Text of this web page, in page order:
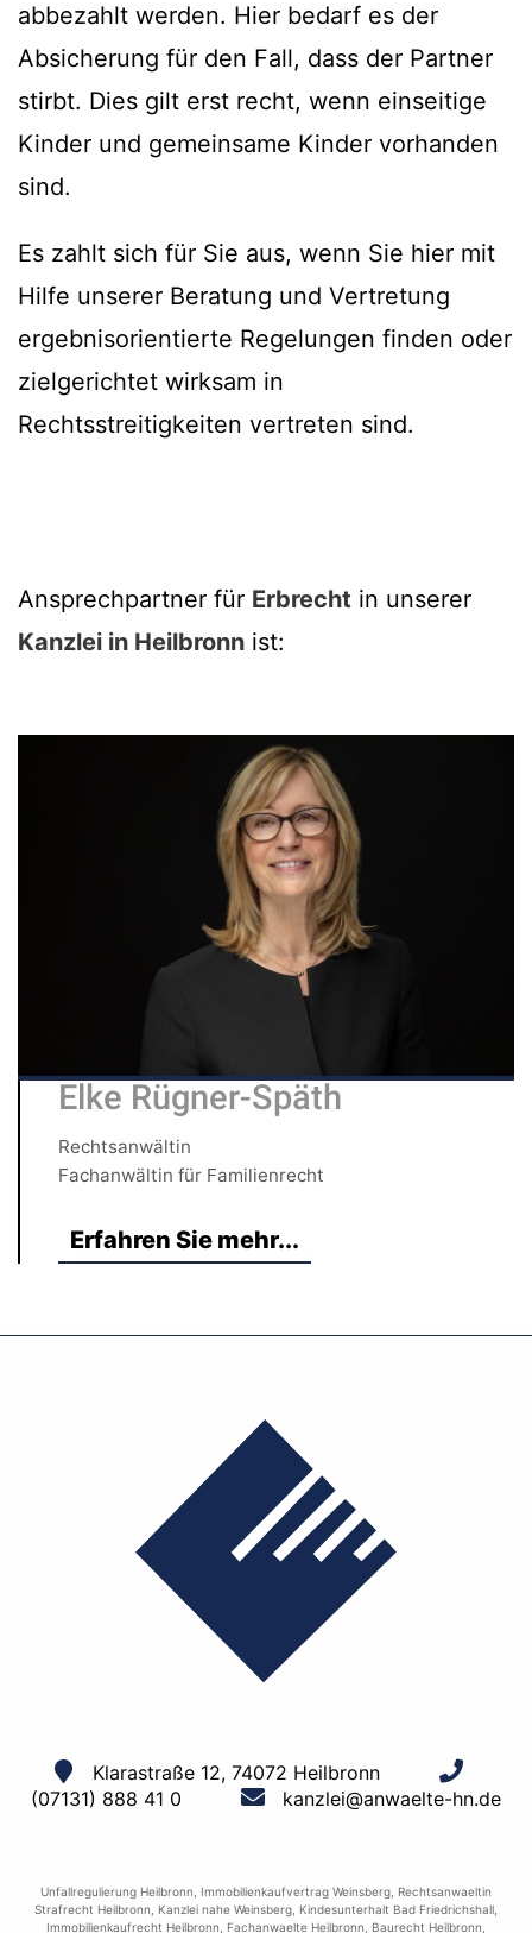
abbezahlt werden. Hier bedarf es der
Absicherung für den Fall, dass der Partner
stirbt. Dies gilt erst recht, wenn einseitige
Kinder und gemeinsame Kinder vorhanden
sind.
Es zahlt sich für Sie aus, wenn Sie hier mit
Hilfe unserer Beratung und Vertretung
ergebnisorientierte Regelungen finden oder
zielgerichtet wirksam in
Rechtsstreitigkeiten vertreten sind.
Ansprechpartner für Erbrecht in unserer
Kanzlei in Heilbronn ist:
Elke Rügner-Späth
Rechtsanwältin
Fachanwältin für Familienrecht
Erfahren Sie mehr...
Klarastraße 12, 74072 Heilbronn
(07131) 888 41 0
kanzlei@anwaelte-hn.de
Unfallregulierung Heilbronn Immobilienkaufvertrag Weinsberg Rechtsanwaeltin
Strafrecht Heilbronn
Kanzlei nahe Weinsberg Kindesunterhalt Bad Friedrichshall
Immobilienkaufrecht Heilbronn
Fachanwaelte Heilbronn Baurecht Heilbronn